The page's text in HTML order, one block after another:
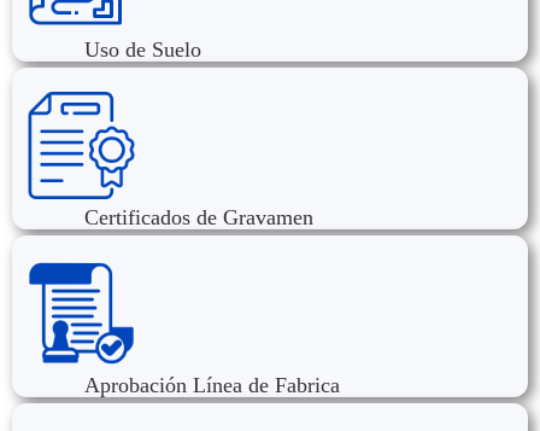
Uso de Suelo
Certificados de Gravamen
Aprobación Línea de Fabrica